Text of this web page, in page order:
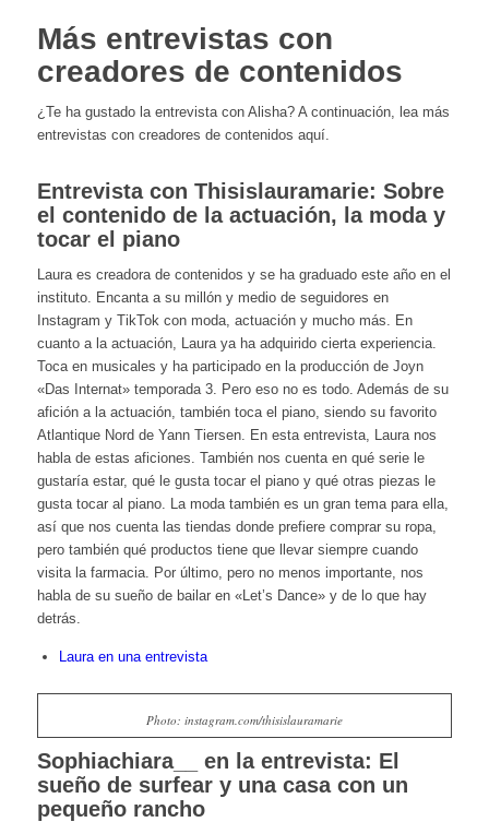
Más entrevistas con
creadores de contenidos
¿Te ha gustado la entrevista con Alisha? A continuación, lea más
entrevistas con creadores de contenidos aquí.
Entrevista con Thisislauramarie: Sobre
el contenido de la actuación, la moda y
tocar el piano
Laura es creadora de contenidos y se ha graduado este año en el
instituto. Encanta a su millón y medio de seguidores en
Instagram y TikTok con moda, actuación y mucho más. En
cuanto a la actuación, Laura ya ha adquirido cierta experiencia.
Toca en musicales y ha participado en la producción de Joyn
«Das Internat» temporada 3. Pero eso no es todo. Además de su
afición a la actuación, también toca el piano, siendo su favorito
Atlantique Nord de Yann Tiersen. En esta entrevista, Laura nos
habla de estas aficiones. También nos cuenta en qué serie le
gustaría estar, qué le gusta tocar el piano y qué otras piezas le
gusta tocar al piano. La moda también es un gran tema para ella,
así que nos cuenta las tiendas donde prefiere comprar su ropa,
pero también qué productos tiene que llevar siempre cuando
visita la farmacia. Por último, pero no menos importante, nos
habla de su sueño de bailar en «Let’s Dance» y de lo que hay
detrás.
Laura en una entrevista
Photo: instagram.com/thisislauramarie
Sophiachiara__ en la entrevista: El
sueño de surfear y una casa con un
pequeño rancho